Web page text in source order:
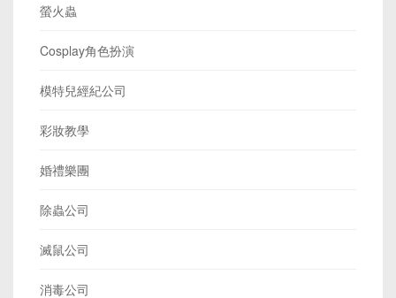
螢火蟲
Cosplay角色扮演
模特兒經紀公司
彩妝教學
婚禮樂團
除蟲公司
滅鼠公司
消毒公司